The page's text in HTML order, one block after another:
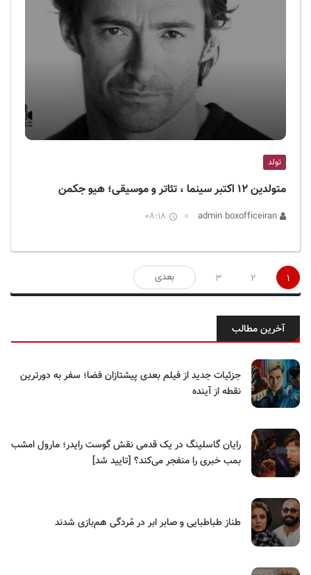
تولد
متولدین ۱۲ اکتبر سینما ، تئاتر و موسیقی؛ هیو جکمن
08:18
صفحه‌بندی
نوشته‌ها
1
2
3 بعدی
آخرین مطالب
جزئیات جدید از فیلم بعدی پیشتازان فضا؛ سفر به دورترین
نقطه از آینده
رایان گاسلینگ در یک قدمی نقش گوست رایدر؛ مارول امشب
بمب خبری را منفجر می‌کند؟ [تایید شد]
طناز طباطبایی و صابر ابر در مُردگی هم‌بازی شدند